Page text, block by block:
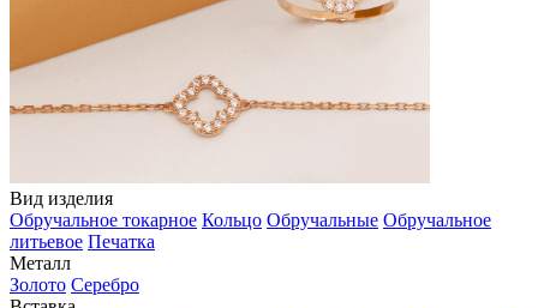
Вид изделия
Обручальное токарное Кольцо Обручальные Обручальное
литьевое Печатка
Металл
Золото Серебро